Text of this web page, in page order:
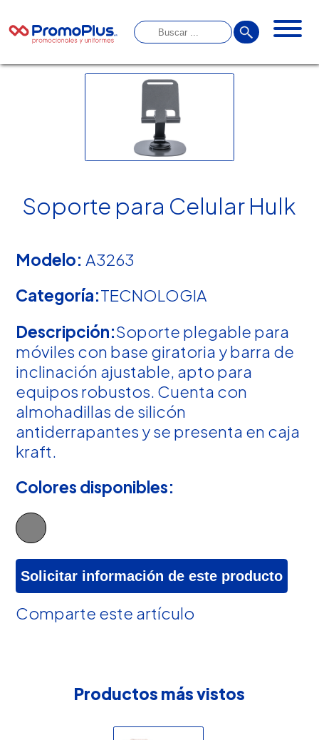
Soporte para Celular Hulk
Modelo: A3263
Categoría:TECNOLOGIA
Descripción:Soporte plegable para
móviles con base giratoria y barra de
inclinación ajustable, apto para
equipos robustos. Cuenta con
almohadillas de silicón
antiderrapantes y se presenta en caja
kraft.
Colores disponibles:
Solicitar información de este producto
Comparte este artículo
Productos más vistos